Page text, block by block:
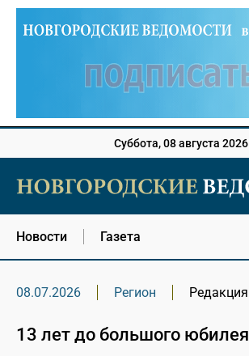
Суббота, 08 августа 2026
Новости Газета
08.07.2026 Регион Редакция
13 лет до большого юбилея